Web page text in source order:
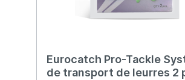
Eurocatch Pro-Tackle
de transport de leurres 2